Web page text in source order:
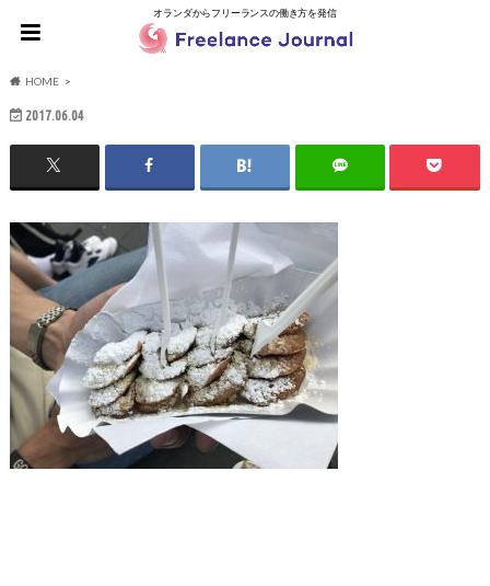
オランダからフリーランスの働き方を発信
HOME
2017.06.04